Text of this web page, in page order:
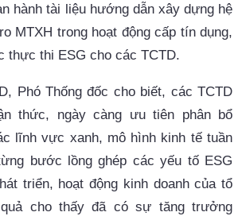
hành tài liệu hướng dẫn xây dựng hệ
MTXH trong hoạt động cấp tín dụng,
thực thi ESG cho các TCTD.
Phó Thống đốc cho biết, các TCTD
thức, ngày càng ưu tiên phân bổ
lĩnh vực xanh, mô hình kinh tế tuần
bước lồng ghép các yếu tố ESG
triển, hoạt động kinh doanh của tổ
cho thấy đã có sự tăng trưởng